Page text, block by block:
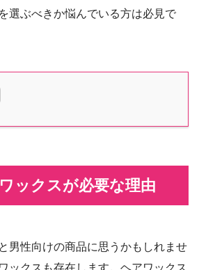
選ぶべきか悩んでいる方は必見で
ックスが必要な理由
男性向けの商品に思うかもしれませ
ックスも存在します。ヘアワックス